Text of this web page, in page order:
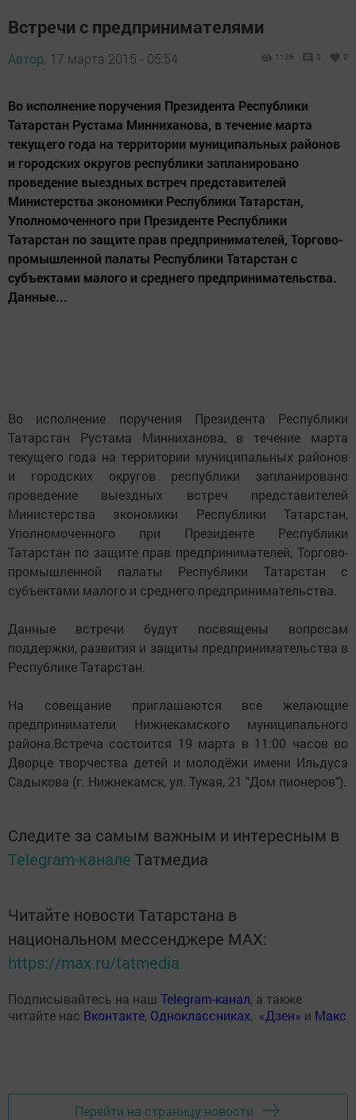
Встречи с предпринимателями
Автор, 17 марта 2015 - 05:54 1136 0 0
Во исполнение поручения Президента Республики
Татарстан Рустама Минниханова, в течение марта
текущего года на территории муниципальных районов
и городских округов республики запланировано
проведение выездных встреч представителей
Министерства экономики Республики Татарстан,
Уполномоченного при Президенте Республики
Татарстан по защите прав предпринимателей, Торгово-
промышленной палаты Республики Татарстан с
субъектами малого и среднего предпринимательства.
Данные...
Во исполнение поручения Президента Республики
Татарстан Рустама Минниханова, в течение марта
текущего года на территории муниципальных районов
и городских округов республики запланировано
проведение выездных встреч представителей
Министерства экономики Республики Татарстан,
Уполномоченного при Президенте Республики
Татарстан по защите прав предпринимателей, Торгово-
промышленной палаты Республики Татарстан с
субъектами малого и среднего предпринимательства.
Данные встречи будут посвящены вопросам
поддержки, развития и защиты предпринимательства в
Республике Татарстан.
На совещание приглашаются все желающие
предприниматели Нижнекамского муниципального
района.Встреча состоится 19 марта в 11:00 часов во
Дворце творчества детей и молодёжи имени Ильдуса
Садыкова (г. Нижнекамск, ул. Тукая, 21 "Дом пионеров").
Следите за самым важным и интересным в
Telegram-канале Татмедиа
Читайте новости Татарстана в
национальном мессенджере MАХ:
https://max.ru/tatmedia
Подписывайтесь на наш Telegram-канал, а также
читайте нас Вконтакте, Одноклассниках, «Дзен» и Макс
Перейти на страницу новости